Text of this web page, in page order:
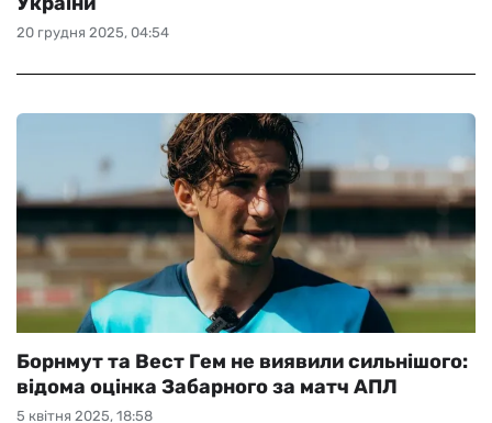
20 грудня 2025, 04:54
5 квітня 2025, 18:58
Борнмут та Вест Гем не виявили сильнішого:
відома оцінка Забарного за матч АПЛ